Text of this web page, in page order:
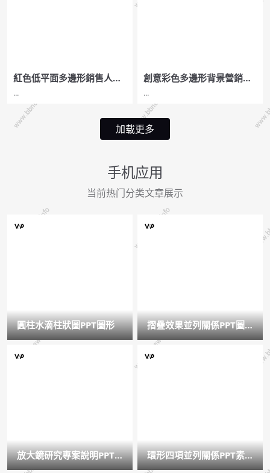
紅色低平面多邊形銷售人員
...
創意彩色多邊形背景營銷策
...
加载更多
手机应用
当前热门分类文章展示
圓柱水滴柱狀圖PPT圖形
摺疊效果並列關係PPT圖
形
放大鏡研究專案說明PPT
模板
環形四項並列關係PPT素
材